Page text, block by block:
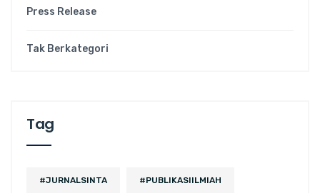
Press Release
Tak Berkategori
Tag
#JURNALSINTA #PUBLIKASIILMIAH